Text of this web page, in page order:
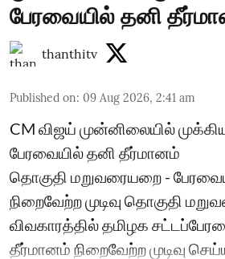
பேரவையில் தனி
thanthitv
Published on: 09 Aug 2026, 2:41 am
CM விஜய் முன்னிலையில் முக்கிய
பேரவையில் தனி தீர்மானம்
தொகுதி மறுவரையறை -
நிறைவேற்ற முடிவு தொகுதி
விவகாரத்தில் தமிழக
தீர்மானம் நிறைவேற்ற முடிவு